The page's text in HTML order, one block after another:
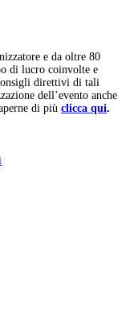
e da oltre 80
di lucro coinvolte e
direttivi di tali
dell’evento anche
di più clicca qui.